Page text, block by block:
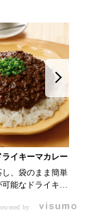
イキーマカレー
、袋のまま簡単
能なドライキー
ルメニューにアレ
by